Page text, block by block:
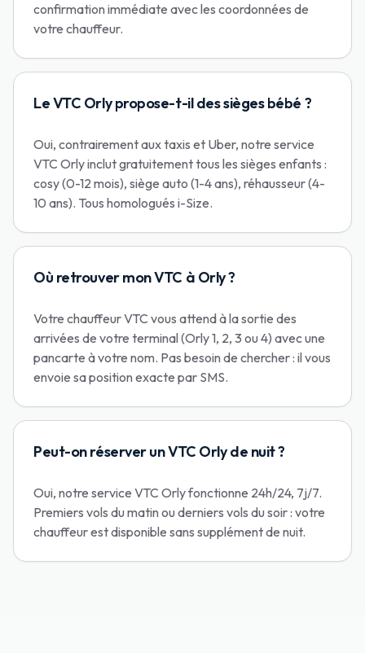
confirmation immédiate avec les coordonnées de
votre chauffeur.
Le VTC Orly propose-t-il des sièges bébé ?
Oui, contrairement aux taxis et Uber, notre service
VTC Orly inclut gratuitement tous les sièges enfants :
cosy (0-12 mois), siège auto (1-4 ans), réhausseur (4-
10 ans). Tous homologués i-Size.
Où retrouver mon VTC à Orly ?
Votre chauffeur VTC vous attend à la sortie des
arrivées de votre terminal (Orly 1, 2, 3 ou 4) avec une
pancarte à votre nom. Pas besoin de chercher : il vous
envoie sa position exacte par SMS.
Peut-on réserver un VTC Orly de nuit ?
Oui, notre service VTC Orly fonctionne 24h/24, 7j/7.
Premiers vols du matin ou derniers vols du soir : votre
chauffeur est disponible sans supplément de nuit.